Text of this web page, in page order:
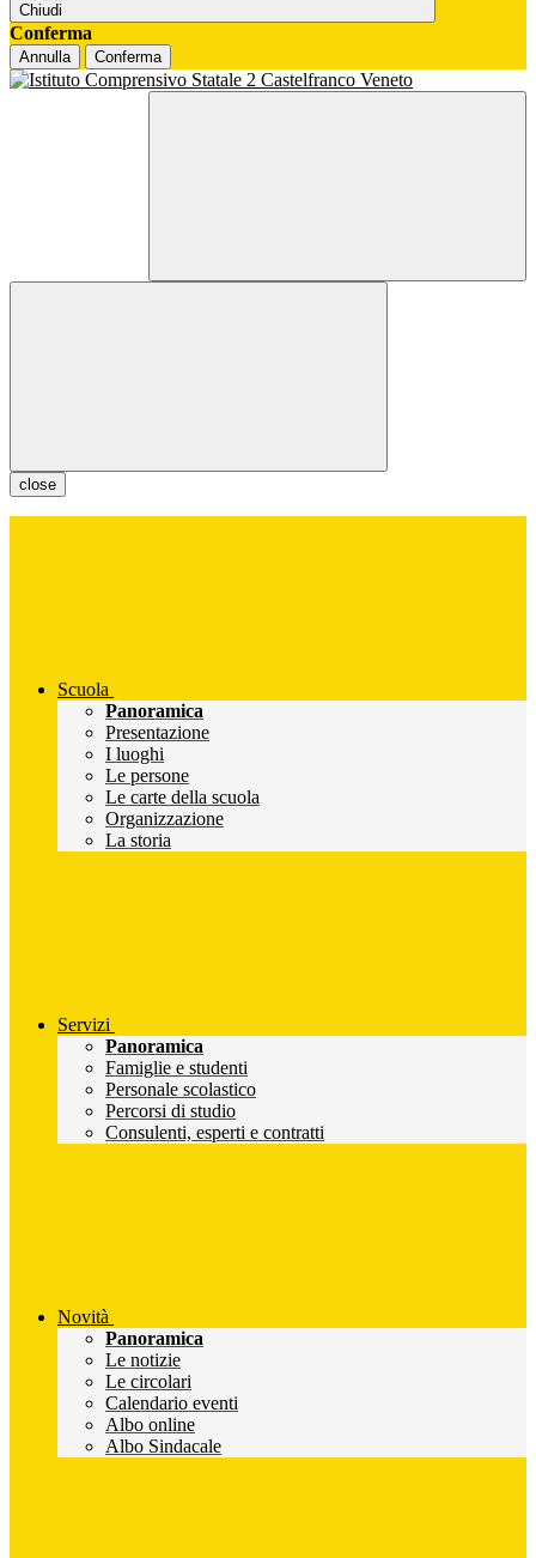
Chiudi
Conferma
Annulla Conferma
close
Scuola
Panoramica
Presentazione
I luoghi
Le persone
Le carte della scuola
Organizzazione
La storia
Servizi
Panoramica
Famiglie e studenti
Personale scolastico
Percorsi di studio
Consulenti, esperti e contratti
Novità
Panoramica
Le notizie
Le circolari
Calendario eventi
Albo online
Albo Sindacale